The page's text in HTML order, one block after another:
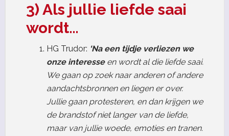
3) Als jullie liefde saai
wordt…
HG Trudor: ‘Na een tijdje verliezen we
onze interesseen wordt al die liefde saai.
We gaan op zoek naar anderen of andere
aandachtsbronnen en liegen er over.
Jullie gaan protesteren, en dan krijgen we
de brandstof niet langer van de liefde,
maar van jullie woede, emoties en tranen.